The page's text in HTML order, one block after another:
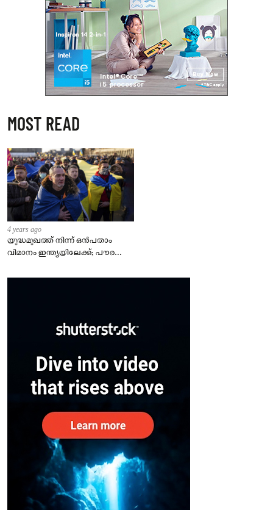
MOST READ
4 years ago
യുദ്ധമുഖത്ത് നിന്ന് ഒൻപതാം
വിമാനം ഇന്ത്യയിലേക്ക്; പൗരന്മാർ
– കേന്ദ്രം